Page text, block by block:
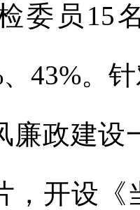
委员15
、43%。
廉政建设
，开设